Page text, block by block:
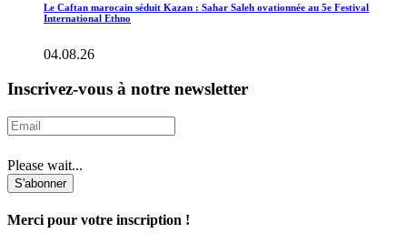
Le Caftan marocain séduit Kazan : Sahar Saleh ovationnée au 5e Festival
International Ethno
04.08.26
Inscrivez-vous à notre newsletter
Please wait...
S'abonner
Merci pour votre inscription !